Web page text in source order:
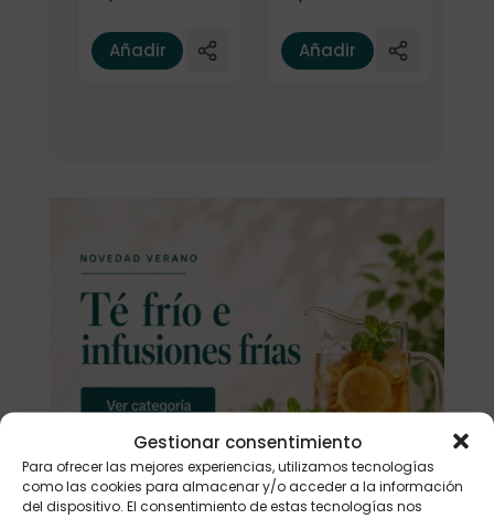
Gestionar consentimiento
Para ofrecer las mejores experiencias, utilizamos tecnologías
como las cookies para almacenar y/o acceder a la información
del dispositivo. El consentimiento de estas tecnologías nos
Añadir Añadir